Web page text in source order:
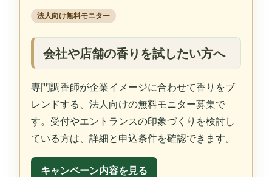
法人向け無料モニター
会社や店舗の香りを試したい方へ
専門調香師が企業イメージに合わせて香りをブ
レンドする、法人向けの無料モニター募集で
す。受付やエントランスの印象づくりを検討し
ている方は、詳細と申込条件を確認できます。
キャンペーン内容を見る